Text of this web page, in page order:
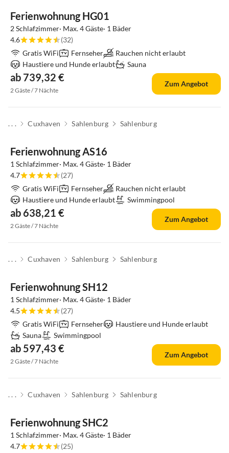
Ferienwohnung HG01
2 Schlafzimmer· Max. 4 Gäste· 1 Bäder
4.6
(32)
Gratis WiFi
Fernseher
Rauchen nicht erlaubt
Haustiere und Hunde erlaubt
Sauna
ab 739,32 €
2 Gäste / 7 Nächte
Zum Angebot
. . . Cuxhaven Sahlenburg Sahlenburg
Ferienwohnung AS16
1 Schlafzimmer· Max. 4 Gäste· 1 Bäder
4.7
(27)
Gratis WiFi
Fernseher
Rauchen nicht erlaubt
Haustiere und Hunde erlaubt
Swimmingpool
ab 638,21 €
2 Gäste / 7 Nächte
Zum Angebot
. . . Cuxhaven Sahlenburg Sahlenburg
Ferienwohnung SH12
1 Schlafzimmer· Max. 4 Gäste· 1 Bäder
4.5
(27)
Gratis WiFi
Fernseher
Haustiere und Hunde erlaubt
Sauna
Swimmingpool
ab 597,43 €
2 Gäste / 7 Nächte
Zum Angebot
. . . Cuxhaven Sahlenburg Sahlenburg
Ferienwohnung SHC2
1 Schlafzimmer· Max. 4 Gäste· 1 Bäder
4.7
(25)